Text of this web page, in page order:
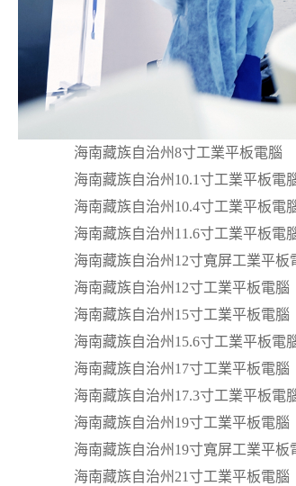
海南藏族自治州8寸工業平板電腦
海南藏族自治州10.1寸工業平板電
海南藏族自治州10.4寸工業平板電
海南藏族自治州11.6寸工業平板電
海南藏族自治州12寸寬屏工業平板
海南藏族自治州12寸工業平板電腦
海南藏族自治州15寸工業平板電腦
海南藏族自治州15.6寸工業平板電
海南藏族自治州17寸工業平板電腦
海南藏族自治州17.3寸工業平板電
海南藏族自治州19寸工業平板電腦
海南藏族自治州19寸寬屏工業平板
海南藏族自治州21寸工業平板電腦